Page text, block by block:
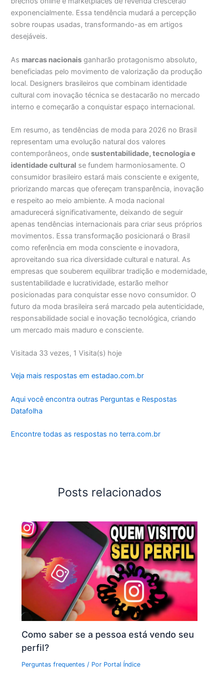
exponencialmente. Essa tendência mudará a percepção
sobre roupas usadas, transformando-as em artigos
desejáveis.
As marcas nacionais ganharão protagonismo absoluto,
beneficiadas pelo movimento de valorização da produção
local. Designers brasileiros que combinam identidade
cultural com inovação técnica se destacarão no mercado
interno e começarão a conquistar espaço internacional.
Em resumo, as tendências de moda para 2026 no Brasil
representam uma evolução natural dos valores
contemporâneos, ondesustentabilidade, tecnologia e
identidade cultural se fundem harmoniosamente. O
consumidor brasileiro estará mais consciente e exigente,
priorizando marcas que ofereçam transparência, inovação
e respeito ao meio ambiente. A moda nacional
amadurecerá significativamente, deixando de seguir
apenas tendências internacionais para criar seus próprios
movimentos. Essa transformação posicionará o Brasil
como referência em moda consciente e inovadora,
aproveitando sua rica diversidade cultural e natural. As
empresas que souberem equilibrar tradição e modernidade,
sustentabilidade e lucratividade, estarão melhor
posicionadas para conquistar esse novo consumidor. O
futuro da moda brasileira será marcado pela autenticidade,
responsabilidade social e inovação tecnológica, criando
um mercado mais maduro e consciente.
Visitada 33 vezes, 1 Visita(s) hoje
Veja mais respostas em estadao.com.br
Aqui você encontra outras Perguntas e Respostas
Datafolha
Encontre todas as respostas no terra.com.br
Posts relacionados
Como saber se a pessoa está vendo seu
perfil?
Perguntas frequentes / Por Portal Índice